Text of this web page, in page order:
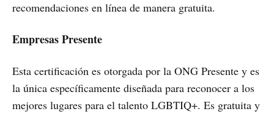
recomendaciones en línea de manera gratuita.
Empresas Presente
Esta certificación es otorgada por la ONG Presente y es
la única específicamente diseñada para reconocer a los
mejores lugares para el talento LGBTIQ+. Es gratuita y